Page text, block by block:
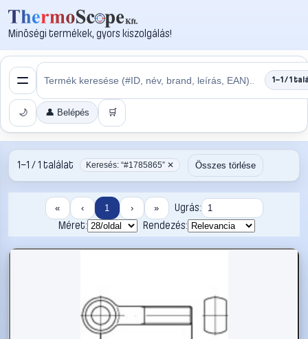
Minőségi termékek, gyors kiszolgálás!
1–1 / 1
🌙 👤 Belépés 🛒
1–1 / 1 találat Keresés: “#1785865” ✕ Összes törlése
« ‹ 1 › »
Ugrás:
Méret:
Rendezés: